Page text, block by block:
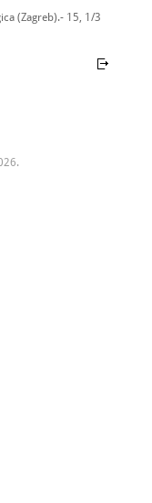
(Zagreb).- 15, 1/3